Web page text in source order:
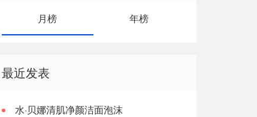
月榜 年榜
最近发表
水·贝娜清肌净颜洁面泡沫